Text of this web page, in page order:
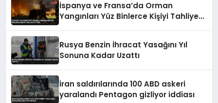
İspanya ve Fransa’da Orman
Yangınları Yüz Binlerce Kişiyi Tahliye
Rusya Benzin İhracat Yasağını Yıl
Sonuna Kadar Uzattı
İran saldırılarında 100 ABD askeri
yaralandı Pentagon gizliyor iddiası